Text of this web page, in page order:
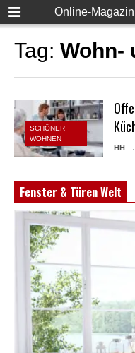
Online-
Tag: Wohn-
SCHÖNER
WOHNEN
HH -
Fenster & Türen Welt